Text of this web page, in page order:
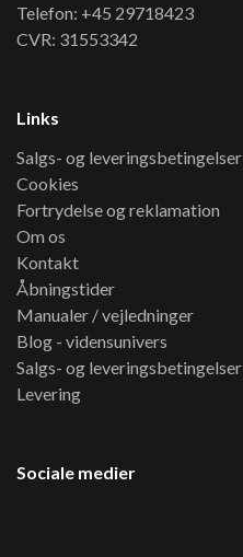
Telefon: +45 29718423
CVR: 31553342
Links
Salgs- og leveringsbetingelser
Cookies
Fortrydelse og reklamation
Om os
Kontakt
Åbningstider
Manualer / vejledninger
Blog - vidensunivers
Salgs- og leveringsbetingelser
Levering
Sociale medier